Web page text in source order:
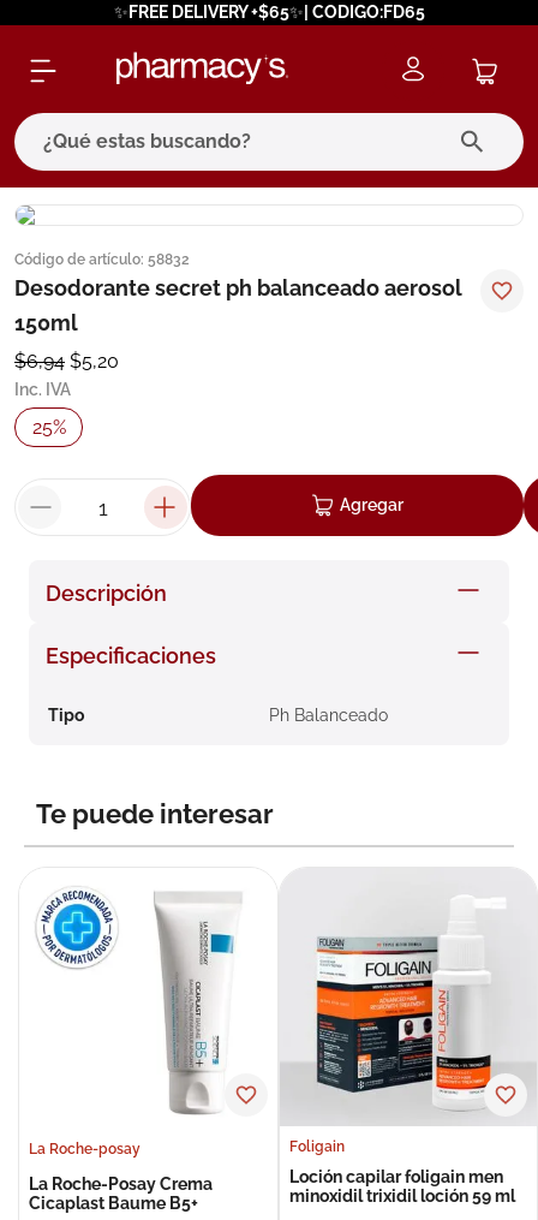
✨FREE DELIVERY +$65✨| CODIGO:FD65
¿Qué estas buscando?
Código de artículo: 58832
Desodorante secret ph balanceado aerosol
150ml
$6,94 $5,20
Inc. IVA
25%
Agregar
Descripción
Especificaciones
Tipo Ph Balanceado
Te puede interesar
La Roche-posay
La Roche-Posay Crema
Cicaplast Baume B5+
Foligain
Loción capilar foligain men
minoxidil trixidil loción 59 ml
términos más buscados
1. eucerin
bioderma
4.
5. cerave
6. degraler
isdin
9. nivea
10 pañales